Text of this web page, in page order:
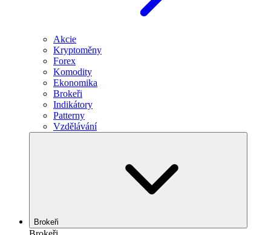
Akcie
Kryptoměny
Forex
Komodity
Ekonomika
Brokeři
Indikátory
Patterny
Vzdělávání
Brokeři